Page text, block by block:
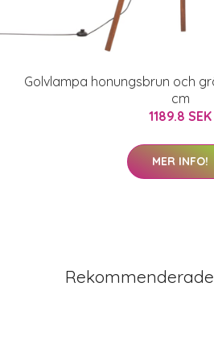
Golvlampa honungsbrun och
cm
1189.8 SEK
MER INFO!